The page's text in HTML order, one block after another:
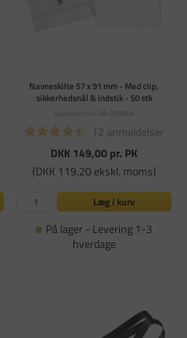
Navneskilte 57 x 91 mm - Med clip,
sikkerhedsnål & indstik - 50 stk
Varenummer: PA-700653
12 anmeldelser
DKK 149,00pr. PK
(DKK 119,20 ekskl. moms)
Læg i kurv
På lager - Levering 1-3
hverdage